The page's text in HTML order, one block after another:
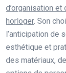
d’organisation
horloger. Son
l’anticipation de
esthétique et
des matériaux,